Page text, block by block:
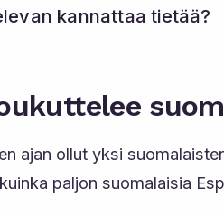
kannattaa tietää?
ajan ollut yksi
paljon suomalaisia